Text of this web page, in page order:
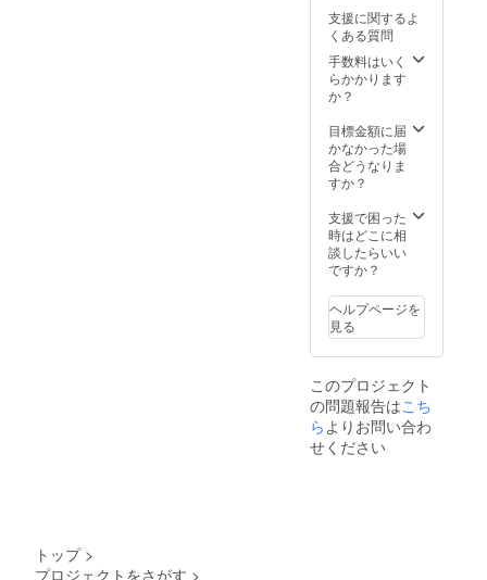
IREを退
会され
た場
合、リ
けでき
なくな
りま
事業者
として
のお申
し込み
ませ
ん。 ※
インシ
デント
ん酢
しょう
ゆ 【名
称】ぽ
んず
意事項
をご覧
くださ
い。 ※
個人情
の観点
から、
デジタ
ルコン
は、
メール
アドレ
スを収
ず、
CAMPF
IREメッ
セージ
てお届
けいた
しま
す。
CAMPF
支援に関するよ
くある質問
手数料はいく
らかかります
か？
目標金額に届
かなかった場
合どうなりま
すか？
支援で困った
時はどこに相
談したらいい
ですか？
ヘルプページを
見る
このプロジェクト
の問題報告はこち
ら よりお問い合わ
せください
トップ >
プロジェクトをさがす >